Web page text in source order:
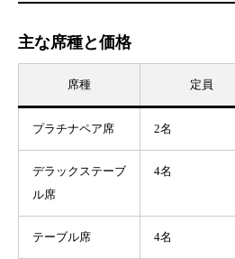
主な席種と価格
席種 定員
プラチナペア席 2名
デラックステーブ
ル席
4名
テーブル席 4名